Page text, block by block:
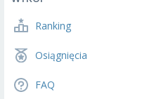
Ranking
Osiągnięcia
FAQ